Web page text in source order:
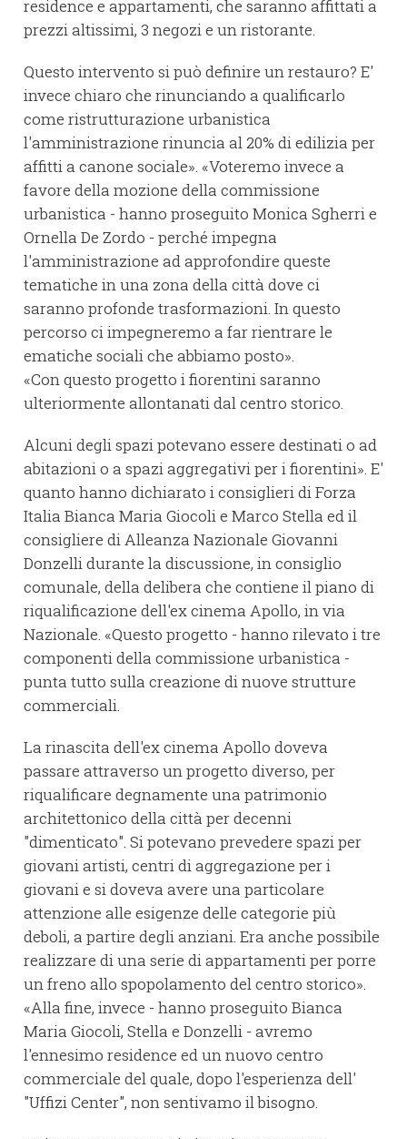
residence e appartamenti, che saranno affittati a
prezzi altissimi, 3 negozi e un ristorante.
Questo intervento si può definire un restauro? E'
invece chiaro che rinunciando a qualificarlo
come ristrutturazione urbanistica
l'amministrazione rinuncia al 20% di edilizia per
affitti a canone sociale». «Voteremo invece a
favore della mozione della commissione
urbanistica - hanno proseguito Monica Sgherri e
Ornella De Zordo - perché impegna
l'amministrazione ad approfondire queste
tematiche in una zona della città dove ci
saranno profonde trasformazioni. In questo
percorso ci impegneremo a far rientrare le
ematiche sociali che abbiamo posto».
«Con questo progetto i fiorentini saranno
ulteriormente allontanati dal centro storico.
Alcuni degli spazi potevano essere destinati o ad
abitazioni o a spazi aggregativi per i fiorentini». E'
quanto hanno dichiarato i consiglieri di Forza
Italia Bianca Maria Giocoli e Marco Stella ed il
consigliere di Alleanza Nazionale Giovanni
Donzelli durante la discussione, in consiglio
comunale, della delibera che contiene il piano di
riqualificazione dell'ex cinema Apollo, in via
Nazionale. «Questo progetto - hanno rilevato i tre
componenti della commissione urbanistica -
punta tutto sulla creazione di nuove strutture
commerciali.
La rinascita dell'ex cinema Apollo doveva
passare attraverso un progetto diverso, per
riqualificare degnamente una patrimonio
architettonico della città per decenni
"dimenticato". Si potevano prevedere spazi per
giovani artisti, centri di aggregazione per i
giovani e si doveva avere una particolare
attenzione alle esigenze delle categorie più
deboli, a partire degli anziani. Era anche possibile
realizzare di una serie di appartamenti per porre
un freno allo spopolamento del centro storico».
«Alla fine, invece - hanno proseguito Bianca
Maria Giocoli, Stella e Donzelli - avremo
l'ennesimo residence ed un nuovo centro
commerciale del quale, dopo l'esperienza dell'
"Uffizi Center", non sentivamo il bisogno.